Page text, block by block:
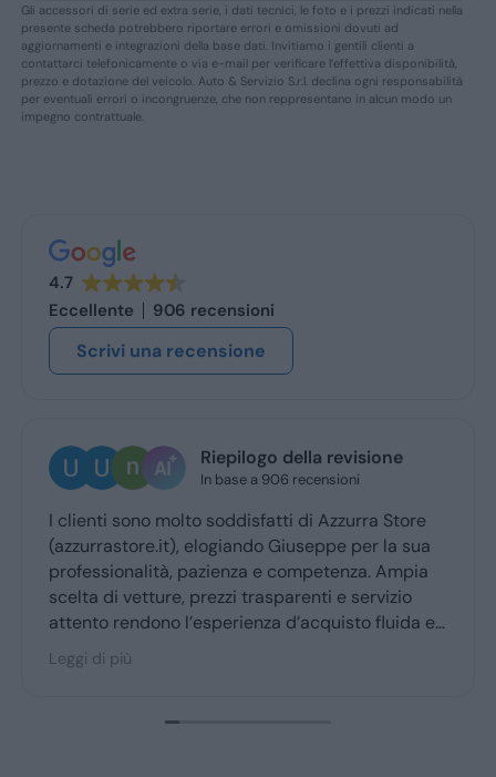
Gli accessori di serie ed extra serie, i dati tecnici, le foto e i prezzi indicati nella
presente scheda potrebbero riportare errori e omissioni dovuti ad
aggiornamenti e integrazioni della base dati. Invitiamo i gentili clienti a
contattarci telefonicamente o via e-mail per verificare l’effettiva disponibilità,
prezzo e dotazione del veicolo. Auto & Servizio S.r.l. declina ogni responsabilità
per eventuali errori o incongruenze, che non reppresentano in alcun modo un
impegno contrattuale.
4.7
Eccellente
906 recensioni
Scrivi una recensione
Riepilogo della revisione
In base a 906 recensioni
I clienti sono molto soddisfatti di Azzurra Store
(azzurrastore.it), elogiando Giuseppe per la sua
professionalità, pazienza e competenza. Ampia
scelta di vetture, prezzi trasparenti e servizio
attento rendono l’esperienza d’acquisto fluida e
piacevole per la maggior parte degli utenti.
Leggi di più